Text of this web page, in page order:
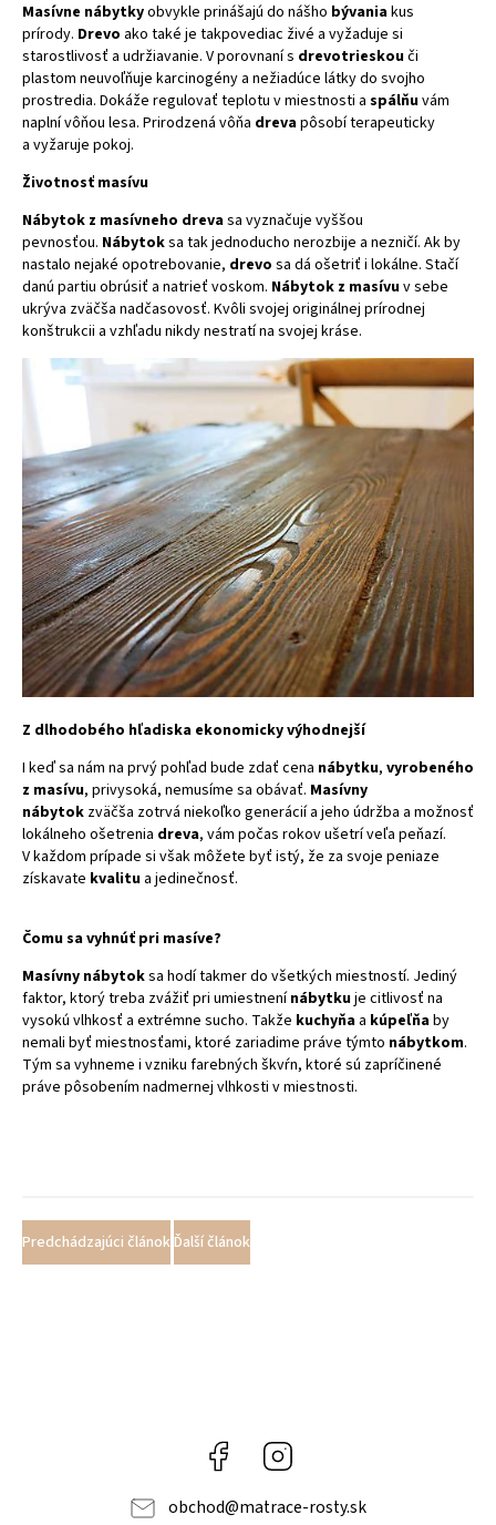
Masívne nábytkyobvykle prinášajú do nášho bývaniakus
prírody. Drevo ako také je takpovediac živé a vyžaduje si
starostlivosť a udržiavanie. V porovnaní s drevotrieskouči
plastom neuvoľňuje karcinogény a nežiadúce látky do svojho
prostredia. Dokáže regulovať teplotu v miestnosti a spálňuvám
naplní vôňou lesa. Prirodzená vôňa drevapôsobí terapeuticky
a vyžaruje pokoj.
Životnosť masívu
Nábytok z masívneho drevasa vyznačuje vyššou
pevnosťou. Nábytoksa tak jednoducho nerozbije a nezničí. Ak by
nastalo nejaké opotrebovanie, drevo sa dá ošetriť i lokálne. Stačí
danú partiu obrúsiť a natrieť voskom. Nábytok z masívuv sebe
ukrýva zväčša nadčasovosť. Kvôli svojej originálnej prírodnej
konštrukcii a vzhľadu nikdy nestratí na svojej kráse.
Z dlhodobého hľadiska ekonomicky výhodnejší
I keď sa nám na prvý pohľad bude zdať cena nábytku, vyrobeného
z masívu, privysoká, nemusíme sa obávať. Masívny
nábytok zväčša zotrvá niekoľko generácií a jeho údržba a možnosť
lokálneho ošetrenia dreva, vám počas rokov ušetrí veľa peňazí.
V každom prípade si však môžete byť istý, že za svoje peniaze
získavate kvalitu a jedinečnosť.
Čomu sa vyhnúť pri masíve?
Masívny nábytoksa hodí takmer do všetkých miestností. Jediný
faktor, ktorý treba zvážiť pri umiestnenínábytkuje citlivosť na
vysokú vlhkosť a extrémne sucho. Takže kuchyňa a kúpeľňaby
nemali byť miestnosťami, ktoré zariadime práve týmto nábytkom.
Tým sa vyhneme i vzniku farebných škvŕn, ktoré sú zapríčinené
práve pôsobením nadmernej vlhkosti v miestnosti.
Predchádzajúci článokĎalší článok
Facebook
obchod@matrace-rosty.sk